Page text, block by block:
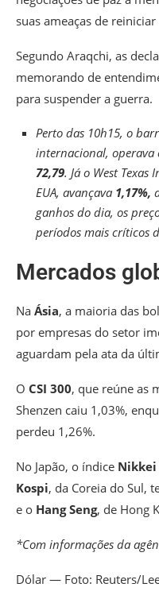
suas ameaças de reiniciar
Segundo Araqchi, as
memorando de
para suspender a guerra.
Perto das 10h15, o
internacional, operava
72,79. Já o West Texas
EUA, avançava 1,17%,
ganhos do dia, os
períodos mais críticos
Mercados
Na Ásia, a maioria das
por empresas do setor
aguardam pela ata da
O CSI 300, que reúne as
Shenzen caiu 1,03%,
perdeu 1,26%.
No Japão, o índice Nikkei
Kospi, da Coreia do Sul,
e o Hang Seng, de Hong
*Com informações da
Dólar — Foto: Reuters/